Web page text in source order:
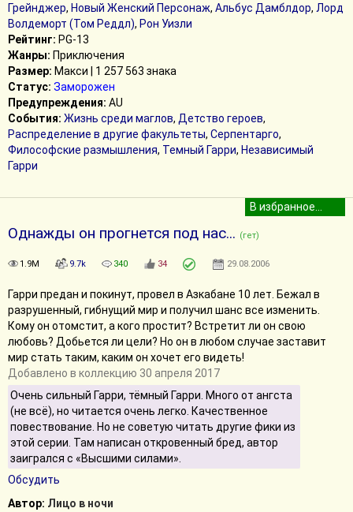
Грейнджер, Новый Женский Персонаж, Альбус Дамблдор, Лорд
Волдеморт (Том Реддл), Рон Уизли
Рейтинг: PG-13
Жанры: Приключения
Размер: Макси | 1 257 563 знака
Статус: Заморожен
Предупреждения: AU
События: Жизнь среди маглов, Детство героев,
Распределение в другие факультеты, Серпентарго,
Философские размышления, Темный Гарри, Независимый
Гарри
Однажды он прогнется под нас... (гет)
1.9M 9.7k 340 34 29.08.2006
Гарри предан и покинут, провел в Азкабане 10 лет. Бежал в
разрушенный, гибнущий мир и получил шанс все изменить.
Кому он отомстит, а кого простит? Встретит ли он свою
любовь? Добьется ли цели? Но он в любом случае заставит
мир стать таким, каким он хочет его видеть!
Добавлено в коллекцию 30 апреля 2017
Очень сильный Гарри, тёмный Гарри. Много от ангста
(не всё), но читается очень легко. Качественное
повествование. Но не советую читать другие фики из
этой серии. Там написан откровенный бред, автор
заигрался с «Высшими силами».
Обсудить
Автор: Лицо в ночи